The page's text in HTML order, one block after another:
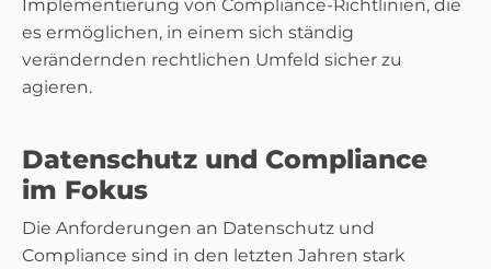
Implementierung von Compliance-Richtlinien, die
es ermöglichen, in einem sich ständig
verändernden rechtlichen Umfeld sicher zu
agieren.
Datenschutz und Compliance
im Fokus
Die Anforderungen an Datenschutz und
Compliance sind in den letzten Jahren stark